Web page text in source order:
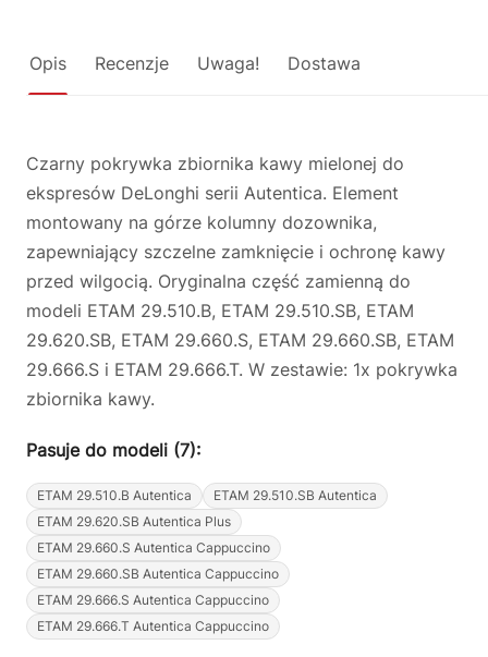
Opis Recenzje Uwaga! Dostawa
Czarny pokrywka zbiornika kawy mielonej do
ekspresów DeLonghi serii Autentica. Element
montowany na górze kolumny dozownika,
zapewniający szczelne zamknięcie i ochronę kawy
przed wilgocią. Oryginalna część zamienną do
modeli ETAM 29.510.B, ETAM 29.510.SB, ETAM
29.620.SB, ETAM 29.660.S, ETAM 29.660.SB, ETAM
29.666.S i ETAM 29.666.T. W zestawie: 1x pokrywka
zbiornika kawy.
Pasuje do modeli (7):
ETAM 29.510.B Autentica
ETAM 29.510.SB Autentica
ETAM 29.620.SB Autentica Plus
ETAM 29.660.S Autentica Cappuccino
ETAM 29.660.SB Autentica Cappuccino
ETAM 29.666.S Autentica Cappuccino
ETAM 29.666.T Autentica Cappuccino